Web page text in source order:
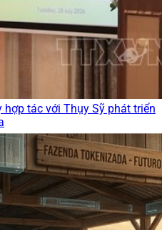
tác với Thụy Sỹ phát triển